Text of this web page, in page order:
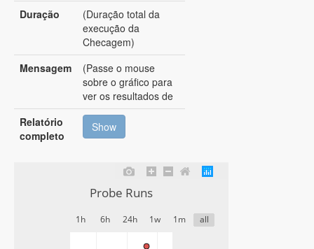
Duração
(Duração total da
execução da
Checagem)
Mensagem
(Passe o mouse
sobre o gráfico para
ver os resultados de
Execução)
Relatório
completo
Show
1h 6h 24h 1w 1m all
Probe Runs